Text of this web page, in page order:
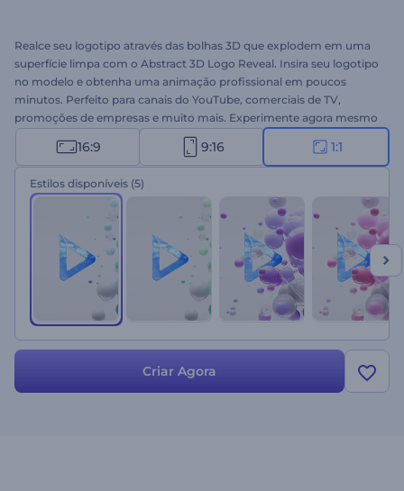
Realce seu logotipo através das bolhas 3D que explodem em uma
superfície limpa com o Abstract 3D Logo Reveal. Insira seu logotipo
no modelo e obtenha uma animação profissional em poucos
minutos. Perfeito para canais do YouTube, comerciais de TV,
promoções de empresas e muito mais. Experimente agora mesmo
e sinta o poder de uma ótima
animação 3D
16:9 9:16 1:1
Estilos disponíveis (5)
Criar Agora